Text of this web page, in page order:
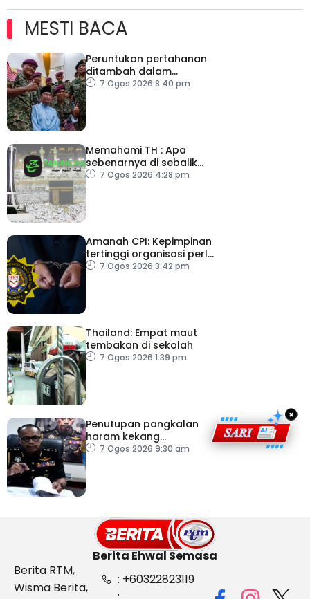
MESTI BACA
Peruntukan pertahanan
ditambah dalam
Belanjawan 2027
7 Ogos 2026 8:40 pm
Memahami TH : Apa
sebenarnya di sebalik
angka
7 Ogos 2026 4:28 pm
Amanah CPI: Kepimpinan
tertinggi organisasi perlu
pacu reformasi radikal
7 Ogos 2026 3:42 pm
Thailand: Empat maut
tembakan di sekolah
7 Ogos 2026 1:39 pm
Penutupan pangkalan
haram kekang
penyeludupan di
7 Ogos 2026 9:30 am
×
Berita Ehwal Semasa
Berita RTM,
Wisma Berita,
: +60322823119